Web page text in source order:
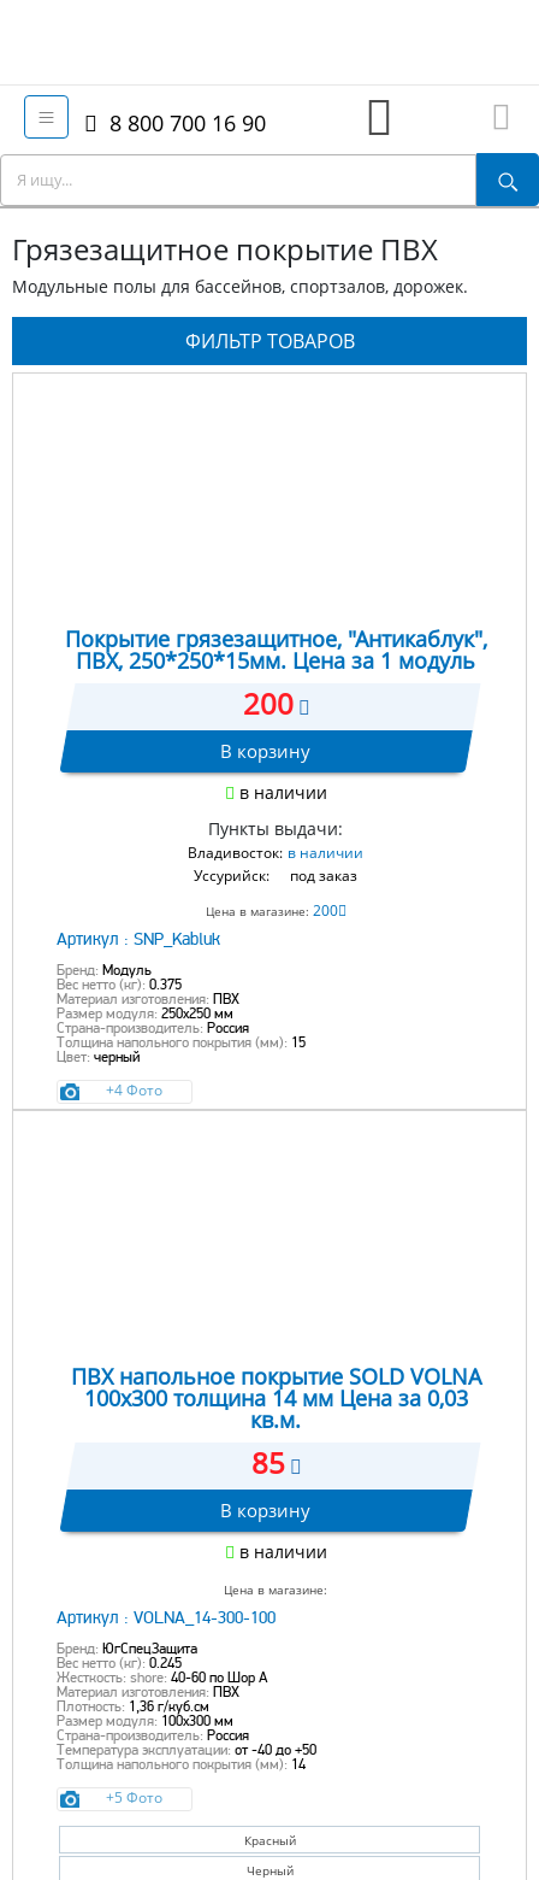
8 800 700 16 90
Грязезащитное покрытие ПВХ
Модульные полы для бассейнов, спортзалов, дорожек.
ФИЛЬТР ТОВАРОВ
Покрытие грязезащитное, "Антикаблук",
ПВХ, 250*250*15мм. Цена за 1 модуль
200
В корзину
в наличии
Пункты выдачи:
Владивосток: в наличии
Уссурийск:
под заказ
Цена в магазине: 200
Артикул : SNP_Kabluk
Бренд: Модуль
Вес нетто (кг): 0.375
Материал изготовления: ПВХ
Размер модуля: 250x250 мм
Страна-производитель: Россия
Толщина напольного покрытия (мм): 15
Цвет: черный
+4 Фото
ПВХ напольное покрытие SOLD VOLNA
100х300 толщина 14 мм Цена за 0,03
кв.м.
85
В корзину
в наличии
Цена в магазине:
Артикул : VOLNA_14-300-100
Бренд: ЮгСпецЗащита
Вес нетто (кг): 0.245
Жесткость: shore: 40-60 по Шор A
Материал изготовления: ПВХ
Плотность: 1,36 г/куб.см
Размер модуля: 100x300 мм
Страна-производитель: Россия
Температура эксплуатации: от -40 до +50
Толщина напольного покрытия (мм): 14
+5 Фото
Красный
Черный